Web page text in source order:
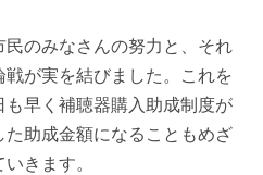
のみなさんの努力と、それ
が実を結びました。これを
早く補聴器購入助成制度が
助成金額になることもめざ
きます。